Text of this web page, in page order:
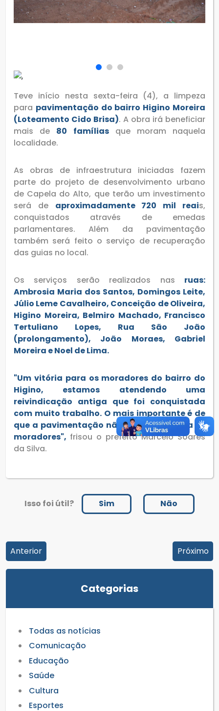
Teve início nesta sexta-feira (4), a limpeza
para pavimentação do bairro Higino Moreira
(Loteamento Cido Brisa). A obra irá beneficiar
mais de 80 famíliasque moram naquela
localidade.
As obras de infraestrutura iniciadas fazem
parte do projeto de desenvolvimento urbano
de Capela do Alto, que terão um investimento
será de aproximadamente 720 mil reais,
conquistados através de emedas
parlamentares. Além da pavimentação
também será feito o serviço de recuperação
das guias no local.
Os serviços serão realizados nas ruas:
Ambrosia Maria dos Santos, Domingos Leite,
Júlio Leme Cavalheiro, Conceição de Oliveira,
Higino Moreira, Belmiro Machado, Francisco
Tertuliano Lopes, Rua São João
(prolongamento), João Moraes, Gabriel
Moreira e Noel de Lima.
"Um vitória para os moradores do bairro do
Higino, estamos atendendo uma
reivindicação antiga que foi conquistada
com muito trabalho. O mais importante é de
que a pavimentação não terá custo para os
moradores", frisou o prefeito Marcelo Soares
da Silva.
Isso foi útil? Sim Não
Anterior Próximo
Categorias
Todas as notícias
Comunicação
Educação
Saúde
Cultura
Esportes